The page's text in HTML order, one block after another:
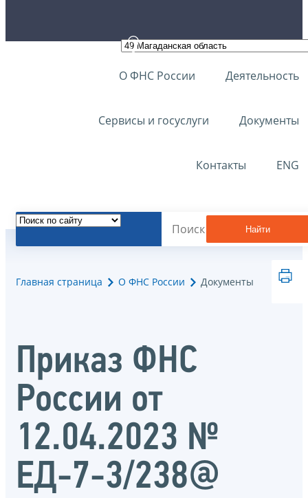
О ФНС России Деятельность
Сервисы и госуслуги Документы
Контакты ENG
Найти
Главная страница О ФНС России Документы
Приказ ФНС
России от
12.04.2023 №
ЕД-7-3/238@